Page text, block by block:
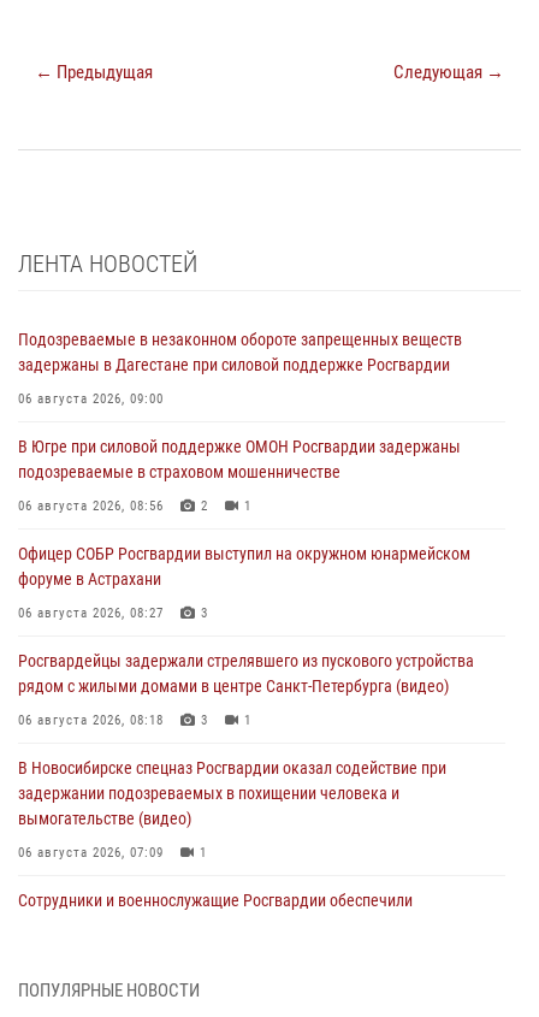
← Предыдущая Следующая →
ЛЕНТА НОВОСТЕЙ
Подозреваемые в незаконном обороте запрещенных веществ
задержаны в Дагестане при силовой поддержке Росгвардии
06 августа 2026, 09:00
В Югре при силовой поддержке ОМОН Росгвардии задержаны
подозреваемые в страховом мошенничестве
06 августа 2026, 08:56 2 1
Офицер СОБР Росгвардии выступил на окружном юнармейском
форуме в Астрахани
06 августа 2026, 08:27 3
Росгвардейцы задержали стрелявшего из пускового устройства
рядом с жилыми домами в центре Санкт-Петербурга (видео)
06 августа 2026, 08:18 3 1
В Новосибирске спецназ Росгвардии оказал содействие при
задержании подозреваемых в похищении человека и
вымогательстве (видео)
06 августа 2026, 07:09 1
Сотрудники и военнослужащие Росгвардии обеспечили
06 августа 2026, 07:03 3
ПОПУЛЯРНЫЕ НОВОСТИ